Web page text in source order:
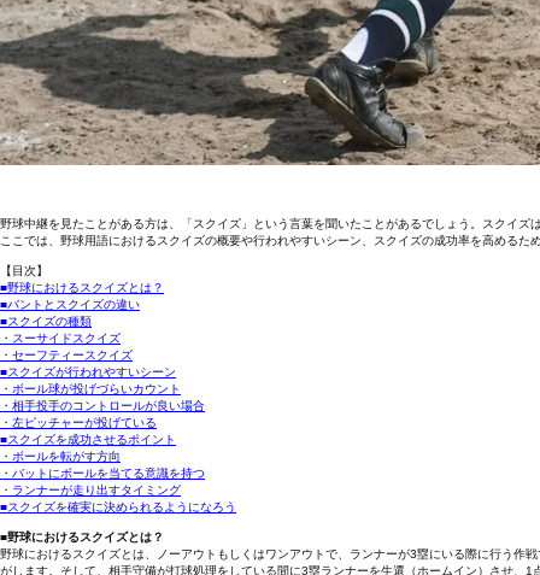
野球中継を見たことがある方は、「スクイズ」という言葉を聞いたことがあるでしょう。スクイ
ここでは、野球用語におけるスクイズの概要や行われやすいシーン、スクイズの成功率を高めるた
【目次】
■野球におけるスクイズとは？
■バントとスクイズの違い
■スクイズの種類
・スーサイドスクイズ
・セーフティースクイズ
■スクイズが行われやすいシーン
・ボール球が投げづらいカウント
・相手投手のコントロールが良い場合
・左ピッチャーが投げている
■スクイズを成功させるポイント
・ボールを転がす方向
・バットにボールを当てる意識を持つ
・ランナーが走り出すタイミング
■スクイズを確実に決められるようになろう
■野球におけるスクイズとは？
野球におけるスクイズとは、ノーアウトもしくはワンアウトで、ランナーが3塁にいる際に行う
がします。そして、相手守備が打球処理をしている間に3塁ランナーを生還（ホームイン）させ、1